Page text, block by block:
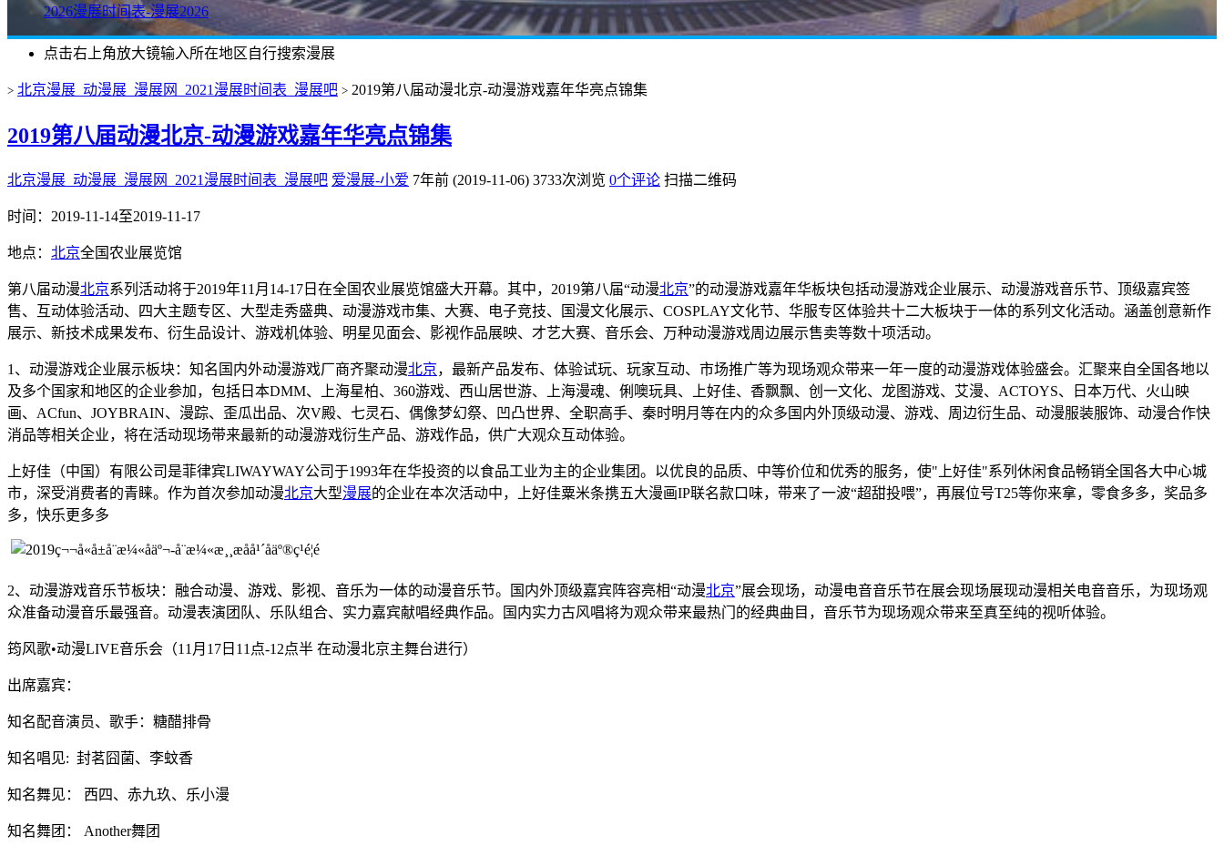
2026漫展时间表-漫展2026
点击右上角放大镜输入所在地区自行搜索漫展
> 北京漫展_动漫展_漫展网_2021漫展时间表_漫展吧 > 2019第八届动漫北京-动漫游戏嘉年华亮点锦集
2019第八届动漫北京-动漫游戏嘉年华亮点锦集
北京漫展_动漫展_漫展网_2021漫展时间表_漫展吧 爱漫展-小爱 7年前 (2019-11-06) 3733次浏览 0个评论 扫描二维码
时间： 2019-11-14至2019-11-17
地点： 北京全国农业展览馆
第八届动漫北京系列活动将于2019年11月14-17日在全国农业展览馆盛大开幕。其中，2019第八届“动漫北京”的动漫游戏嘉年华板块包括动漫游戏企业展示、动漫游戏音乐节、顶级嘉宾签
售、互动体验活动、四大主题专区、大型走秀盛典、动漫游戏市集、大赛、电子竞技、国漫文化展示、COSPLAY文化节、华服专区体验共十二大板块于一体的系列文化活动。涵盖创意新作
展示、新技术成果发布、衍生品设计、游戏机体验、明星见面会、影视作品展映、才艺大赛、音乐会、万种动漫游戏周边展示售卖等数十项活动。
1、动漫游戏企业展示板块：知名国内外动漫游戏厂商齐聚动漫北京，最新产品发布、体验试玩、玩家互动、市场推广等为现场观众带来一年一度的动漫游戏体验盛会。汇聚来自全国各地以
及多个国家和地区的企业参加，包括 日本DMM、上海星柏、360游戏、西山居世游、上海漫魂、俐噢玩具、上好佳、香飘飘、创一文化、龙图游戏、艾漫、ACTOYS、日本万代、火山映
画、ACfun、JOYBRAIN、漫踪、歪瓜出品、次V殿、七灵石、偶像梦幻祭、凹凸世界、全职高手、秦时明月等在内的众多国内外顶级动漫、游戏、周边衍生品、动漫服装服饰、动漫合作快
消品等相关企业，将在活动现场带来最新的动漫游戏衍生产品、游戏作品，供广大观众互动体验。
上好佳（中国）有限公司是菲律宾LIWAYWAY公司于1993年在华投资的以食品工业为主的企业集团。以优良的品质、中等价位和优秀的服务，使"上好佳"系列休闲食品畅销全国各大中心城
市，深受消费者的青睐。作为首次参加动漫北京大型漫展的企业在本次活动中，上好佳粟米条携五大漫画IP联名款口味，带来了一波“超甜投喂”，再展位号T25等你来拿，零食多多，奖品多
多，快乐更多多
2、动漫游戏音乐节板块：融合动漫、游戏、影视、音乐为一体的动漫音乐节。 国内外顶级嘉宾阵容亮相“动漫北京”展会现场，动漫电音音乐节在展会现场展现动漫相关电音音乐，为现场观
众准备动漫音乐最强音。动漫表演团队、乐队组合、实力嘉宾献唱经典作品。国内实力古风唱将为观众带来最热门的经典曲目，音乐节为现场观众带来至真至纯的视听体验。
筠风歌•动漫LIVE音乐会（11月17日11点-12点半 在动漫北京主舞台进行）
出席嘉宾：
知名配音演员、歌手：糖醋排骨
知名唱见: 封茗囧菌、李蚊香
知名舞见： 西四、赤九玖、乐小漫
知名舞团： Another舞团